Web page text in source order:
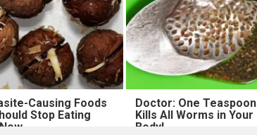
Causing Foods
Stop Eating
Doctor: One Teaspoon
Kills All Worms in Your
Body!